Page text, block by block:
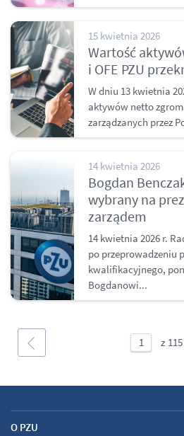
15 kwietnia 2026
Wartość
i OFE PZU
W dniu 13 kwietnia
aktywów netto
zarządzanych przez
14 kwietnia 2026
Bogdan
wybrany na
zarządem
14 kwietnia 2026 r.
po przeprowadzeniu
kwalifikacyjnego,
Bogdanowi...
O PZU